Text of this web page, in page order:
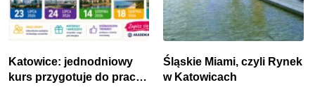
Katowice: jednodniowy
kurs przygotuje do pracy
Śląskie Miami, czyli Rynek
w Katowicach